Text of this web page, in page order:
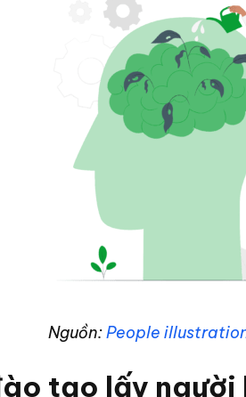
Nguồn:People
tạo lấy